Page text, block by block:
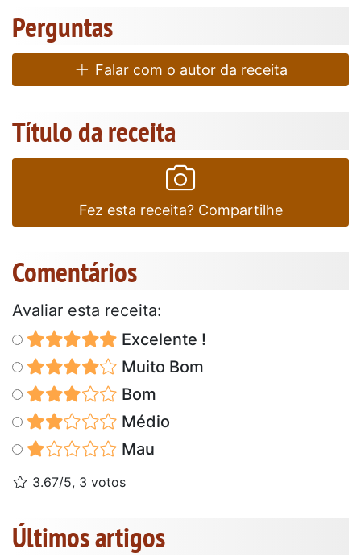
Perguntas
Falar com o autor da receita
Título da receita
Fez esta receita? Compartilhe
Comentários
Avaliar esta receita:
Excelente !
Muito Bom
Bom
Médio
Mau
3.67/5, 3 votos
Últimos artigos